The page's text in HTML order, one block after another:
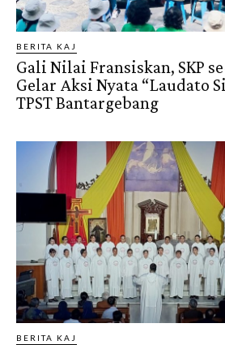
BERITA KAJ
Gali Nilai Fransiskan, SKP
Gelar Aksi Nyata “Laudato
TPST Bantargebang
BERITA KAJ